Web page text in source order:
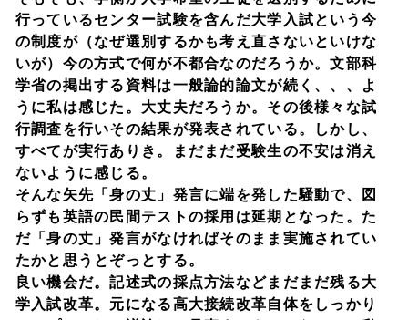
行っているセンター試験を含んだ大学入試という今
の制度が（なぜ選別するかも考え直さないといけな
いが）今の方式で何が不都合なのだろうか。文部科
学省の掲出する資料は一般論的論文が続く、、、よ
うに私は感じた。大丈夫だろうか。その後様々な試
行調査を行いその結果が発表されている。しかし、
すべてが実行ありき。まだまだ受験生の不安は消え
ないように感じる。
そんな矢先「身の丈」発言に端を発した騒動で、図
らずも英語の民間テストの採用は延期となった。た
だ「身の丈」発言がなければそのまま実施されてい
たかと思うとぞっとする。
良い機会だ。記述式の採点方法などまだまだ残る大
学入試改革。元になる高大接続改革自体をしっかり